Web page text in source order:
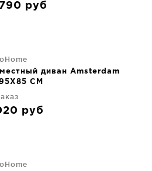
руб
диван Amsterdam
CM
руб